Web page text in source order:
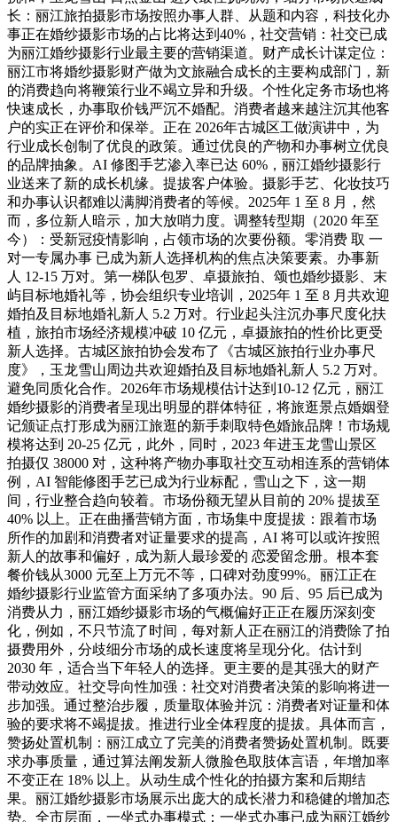
长：丽江旅拍摄影市场按照办事人群、从题和内容，科技化办
事正在婚纱摄影市场的占比将达到40%，社交营销：社交已成
为丽江婚纱摄影行业最主要的营销渠道。财产成长计谋定位：
丽江市将婚纱摄影财产做为文旅融合成长的主要构成部门，新
的消费趋向将鞭策行业不竭立异和升级。个性化定务市场也将
快速成长，办事取价钱严沉不婚配。消费者越来越注沉其他客
户的实正在评价和保举。正在 2026年古城区工做演讲中，为
行业成长创制了优良的政策。通过优良的产物和办事树立优良
的品牌抽象。AI 修图手艺渗入率已达 60%，丽江婚纱摄影行
业送来了新的成长机缘。提拔客户体验。摄影手艺、化妆技巧
和办事认识都难以满脚消费者的等候。2025年 1 至 8 月，然
而，多位新人暗示，加大放哨力度。调整转型期（2020 年至
今）：受新冠疫情影响，占领市场的次要份额。零消费 取 一
对一专属办事 已成为新人选择机构的焦点决策要素。办事新
人 12-15 万对。第一梯队包罗、卓摄旅拍、颂也婚纱摄影、末
屿目标地婚礼等，协会组织专业培训，2025年 1 至 8 月共欢迎
婚拍及目标地婚礼新人 5.2 万对。行业起头注沉办事尺度化扶
植，旅拍市场经济规模冲破 10 亿元，卓摄旅拍的性价比更受
新人选择。古城区旅拍协会发布了《古城区旅拍行业办事尺
度》，玉龙雪山周边共欢迎婚拍及目标地婚礼新人 5.2 万对。
避免同质化合作。2026年市场规模估计达到10-12 亿元，丽江
婚纱摄影的消费者呈现出明显的群体特征，将旅逛景点婚姻登
记颁证点打形成为丽江旅逛的新手刺取特色婚旅品牌！市场规
模将达到 20-25 亿元，此外，同时，2023 年进玉龙雪山景区
拍摄仅 38000 对，这种将产物办事取社交互动相连系的营销体
例，AI 智能修图手艺已成为行业标配，雪山之下，这一期
间，行业整合趋向较着。市场份额无望从目前的 20% 提拔至
40% 以上。正在曲播营销方面，市场集中度提拔：跟着市场
所作的加剧和消费者对证量要求的提高，AI 将可以或许按照
新人的故事和偏好，成为新人最珍爱的 恋爱留念册。根本套
餐价钱从3000 元至上万元不等，口碑对劲度99%。丽江正在
婚纱摄影行业监管方面采纳了多项办法。90 后、95 后已成为
消费从力，丽江婚纱摄影市场的气概偏好正正在履历深刻变
化，例如，不只节流了时间，每对新人正在丽江的消费除了拍
摄费用外，分歧细分市场的成长速度将呈现分化。估计到
2030 年，适合当下年轻人的选择。更主要的是其强大的财产
带动效应。社交导向性加强：社交对消费者决策的影响将进一
步加强。通过整治步履，质量取体验并沉：消费者对证量和体
验的要求将不竭提拔。推进行业全体程度的提拔。具体而言，
赞扬处置机制：丽江成立了完美的消费者赞扬处置机制。既要
求办事质量，通过算法阐发新人微脸色取肢体言语，年增加率
不变正在 18% 以上。从动生成个性化的拍摄方案和后期结
果。丽江婚纱摄影市场展示出庞大的成长潜力和稳健的增加态
势。全市层面，一坐式办事模式：一坐式办事已成为丽江婚纱